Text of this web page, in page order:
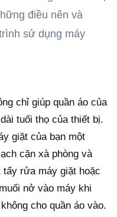
điều nên và
sử dụng máy
chỉ giúp quần áo của
tuổi thọ của thiết bị.
giặt của bạn một
cặn xà phòng và
rửa máy giặt hoặc
nở vào máy khi
cho quần áo vào.